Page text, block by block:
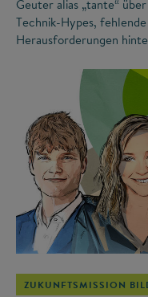
Geuter alias „tante“
Technik-Hypes,
Herausforderungen
ZUKUNFTSMISSION